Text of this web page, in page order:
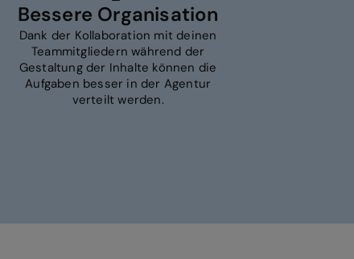
Bessere Organisation
Dank der Kollaboration mit deinen
Teammitgliedern während der
Gestaltung der Inhalte können die
Aufgaben besser in der Agentur
verteilt werden.